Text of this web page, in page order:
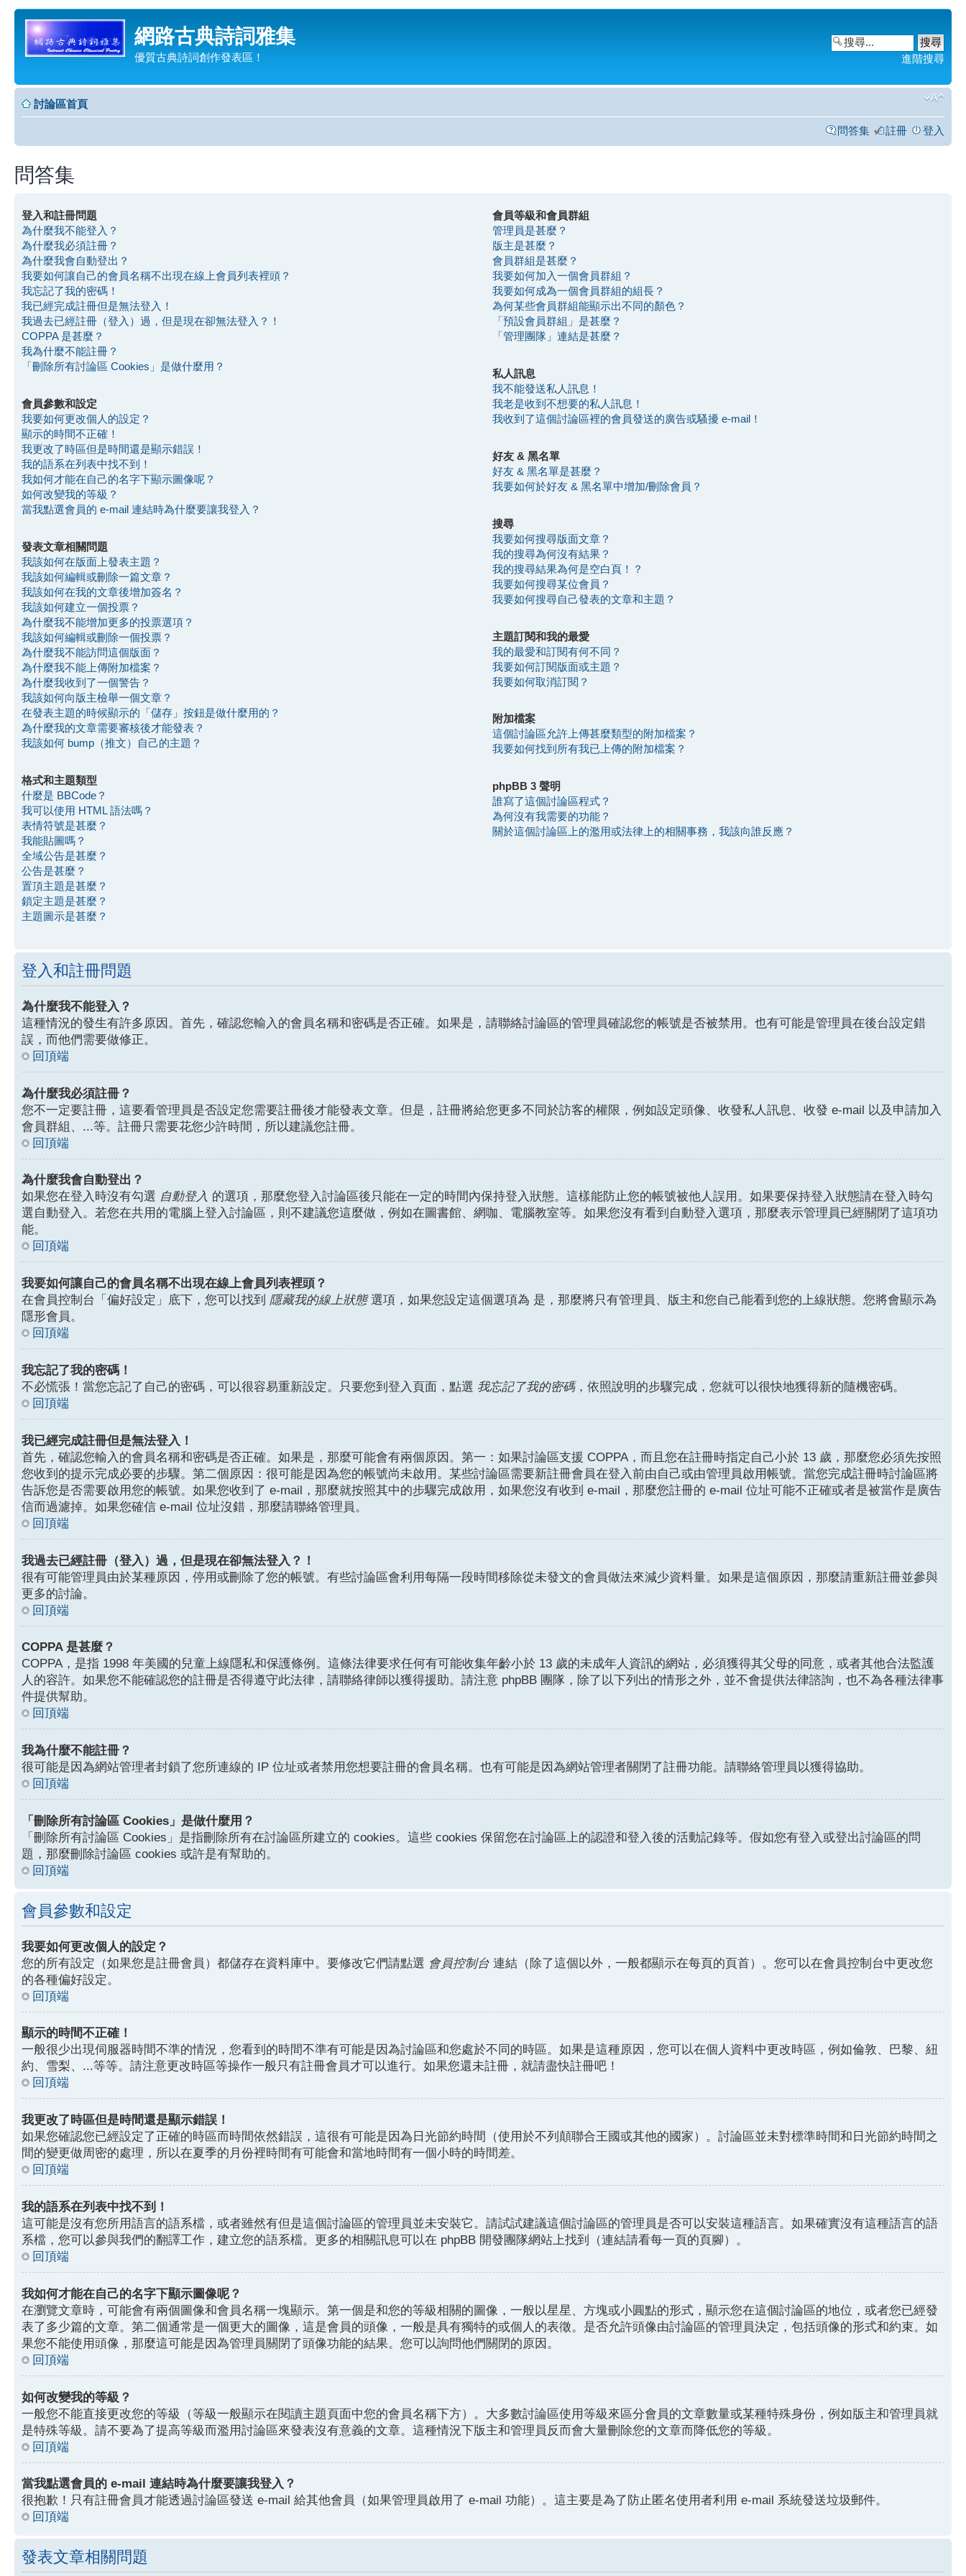
網路古典詩詞雅集
優質古典詩詞創作發表區！ 進階搜尋
討論區首頁
問答集 註冊 登入
問答集
登入和註冊問題
為什麼我不能登入？
為什麼我必須註冊？
為什麼我會自動登出？
我要如何讓自己的會員名稱不出現在線上會員列表裡頭？
我忘記了我的密碼！
我已經完成註冊但是無法登入！
我過去已經註冊（登入）過，但是現在卻無法登入？！
COPPA 是甚麼？
我為什麼不能註冊？
「刪除所有討論區 Cookies」是做什麼用？
會員參數和設定
我要如何更改個人的設定？
顯示的時間不正確！
我更改了時區但是時間還是顯示錯誤！
我的語系在列表中找不到！
我如何才能在自己的名字下顯示圖像呢？
如何改變我的等級？
當我點選會員的 e-mail 連結時為什麼要讓我登入？
發表文章相關問題
我該如何在版面上發表主題？
我該如何編輯或刪除一篇文章？
我該如何在我的文章後增加簽名？
我該如何建立一個投票？
為什麼我不能增加更多的投票選項？
我該如何編輯或刪除一個投票？
為什麼我不能訪問這個版面？
為什麼我不能上傳附加檔案？
為什麼我收到了一個警告？
我該如何向版主檢舉一個文章？
在發表主題的時候顯示的「儲存」按鈕是做什麼用的？
為什麼我的文章需要審核後才能發表？
我該如何 bump（推文）自己的主題？
格式和主題類型
什麼是 BBCode？
我可以使用 HTML 語法嗎？
表情符號是甚麼？
我能貼圖嗎？
全域公告是甚麼？
公告是甚麼？
置頂主題是甚麼？
鎖定主題是甚麼？
主題圖示是甚麼？
會員等級和會員群組
管理員是甚麼？
版主是甚麼？
會員群組是甚麼？
我要如何加入一個會員群組？
我要如何成為一個會員群組的組長？
為何某些會員群組能顯示出不同的顏色？
「預設會員群組」是甚麼？
「管理團隊」連結是甚麼？
私人訊息
我不能發送私人訊息！
我老是收到不想要的私人訊息！
我收到了這個討論區裡的會員發送的廣告或騷擾 e-mail！
好友 & 黑名單
好友 & 黑名單是甚麼？
我要如何於好友 & 黑名單中增加/刪除會員？
搜尋
我要如何搜尋版面文章？
我的搜尋為何沒有結果？
我的搜尋結果為何是空白頁！？
我要如何搜尋某位會員？
我要如何搜尋自己發表的文章和主題？
主題訂閱和我的最愛
我的最愛和訂閱有何不同？
我要如何訂閱版面或主題？
我要如何取消訂閱？
附加檔案
這個討論區允許上傳甚麼類型的附加檔案？
我要如何找到所有我已上傳的附加檔案？
phpBB 3 聲明
誰寫了這個討論區程式？
為何沒有我需要的功能？
關於這個討論區上的濫用或法律上的相關事務，我該向誰反應？
登入和註冊問題
為什麼我不能登入？
這種情況的發生有許多原因。首先，確認您輸入的會員名稱和密碼是否正確。如果是，請聯絡討論區的管理員確認您的帳號是否被禁用。也有可能是管理員在後台設定錯
誤，而他們需要做修正。
回頂端
為什麼我必須註冊？
您不一定要註冊，這要看管理員是否設定您需要註冊後才能發表文章。但是，註冊將給您更多不同於訪客的權限，例如設定頭像、收發私人訊息、收發 e-mail 以及申請加入
會員群組、...等。註冊只需要花您少許時間，所以建議您註冊。
回頂端
為什麼我會自動登出？
如果您在登入時沒有勾選 自動登入 的選項，那麼您登入討論區後只能在一定的時間內保持登入狀態。這樣能防止您的帳號被他人誤用。如果要保持登入狀態請在登入時勾
選自動登入。若您在共用的電腦上登入討論區，則不建議您這麼做，例如在圖書館、網咖、電腦教室等。如果您沒有看到自動登入選項，那麼表示管理員已經關閉了這項功
能。
回頂端
我要如何讓自己的會員名稱不出現在線上會員列表裡頭？
在會員控制台「偏好設定」底下，您可以找到 隱藏我的線上狀態選項，如果您設定這個選項為 是 ，那麼將只有管理員、版主和您自己能看到您的上線狀態。您將會顯示為
隱形會員。
回頂端
我忘記了我的密碼！
不必慌張！當您忘記了自己的密碼，可以很容易重新設定。只要您到登入頁面，點選 我忘記了我的密碼，依照說明的步驟完成，您就可以很快地獲得新的隨機密碼。
回頂端
我已經完成註冊但是無法登入！
首先，確認您輸入的會員名稱和密碼是否正確。如果是，那麼可能會有兩個原因。第一：如果討論區支援 COPPA，而且您在註冊時指定自己小於 13 歲，那麼您必須先按照
您收到的提示完成必要的步驟。第二個原因：很可能是因為您的帳號尚未啟用。某些討論區需要新註冊會員在登入前由自己或由管理員啟用帳號。當您完成註冊時討論區將
告訴您是否需要啟用您的帳號。如果您收到了 e-mail，那麼就按照其中的步驟完成啟用，如果您沒有收到 e-mail，那麼您註冊的 e-mail 位址可能不正確或者是被當作是廣告
信而過濾掉。如果您確信 e-mail 位址沒錯，那麼請聯絡管理員。
回頂端
我過去已經註冊（登入）過，但是現在卻無法登入？！
很有可能管理員由於某種原因，停用或刪除了您的帳號。有些討論區會利用每隔一段時間移除從未發文的會員做法來減少資料量。如果是這個原因，那麼請重新註冊並參與
更多的討論。
回頂端
COPPA 是甚麼？
COPPA，是指 1998 年美國的兒童上線隱私和保護條例。這條法律要求任何有可能收集年齡小於 13 歲的未成年人資訊的網站，必須獲得其父母的同意，或者其他合法監護
人的容許。如果您不能確認您的註冊是否得遵守此法律，請聯絡律師以獲得援助。請注意 phpBB 團隊，除了以下列出的情形之外，並不會提供法律諮詢，也不為各種法律事
件提供幫助。
回頂端
我為什麼不能註冊？
很可能是因為網站管理者封鎖了您所連線的 IP 位址或者禁用您想要註冊的會員名稱。也有可能是因為網站管理者關閉了註冊功能。請聯絡管理員以獲得協助。
回頂端
「刪除所有討論區 Cookies」是做什麼用？
「刪除所有討論區 Cookies」是指刪除所有在討論區所建立的 cookies。這些 cookies 保留您在討論區上的認證和登入後的活動記錄等。假如您有登入或登出討論區的問
題，那麼刪除討論區 cookies 或許是有幫助的。
回頂端
會員參數和設定
我要如何更改個人的設定？
您的所有設定（如果您是註冊會員）都儲存在資料庫中。要修改它們請點選 會員控制台 連結（除了這個以外，一般都顯示在每頁的頁首）。您可以在會員控制台中更改您
的各種偏好設定。
回頂端
顯示的時間不正確！
一般很少出現伺服器時間不準的情況，您看到的時間不準有可能是因為討論區和您處於不同的時區。如果是這種原因，您可以在個人資料中更改時區，例如倫敦、巴黎、紐
約、雪梨、...等等。請注意更改時區等操作一般只有註冊會員才可以進行。如果您還未註冊，就請盡快註冊吧！
回頂端
我更改了時區但是時間還是顯示錯誤！
如果您確認您已經設定了正確的時區而時間依然錯誤，這很有可能是因為日光節約時間（使用於不列顛聯合王國或其他的國家）。討論區並未對標準時間和日光節約時間之
間的變更做周密的處理，所以在夏季的月份裡時間有可能會和當地時間有一個小時的時間差。
回頂端
我的語系在列表中找不到！
這可能是沒有您所用語言的語系檔，或者雖然有但是這個討論區的管理員並未安裝它。請試試建議這個討論區的管理員是否可以安裝這種語言。如果確實沒有這種語言的語
系檔，您可以參與我們的翻譯工作，建立您的語系檔。更多的相關訊息可以在 phpBB 開發團隊網站上找到（連結請看每一頁的頁腳）。
回頂端
我如何才能在自己的名字下顯示圖像呢？
在瀏覽文章時，可能會有兩個圖像和會員名稱一塊顯示。第一個是和您的等級相關的圖像，一般以星星、方塊或小圓點的形式，顯示您在這個討論區的地位，或者您已經發
表了多少篇的文章。第二個通常是一個更大的圖像，這是會員的頭像，一般是具有獨特的或個人的表徵。是否允許頭像由討論區的管理員決定，包括頭像的形式和約束。如
果您不能使用頭像，那麼這可能是因為管理員關閉了頭像功能的結果。您可以詢問他們關閉的原因。
回頂端
如何改變我的等級？
一般您不能直接更改您的等級（等級一般顯示在閱讀主題頁面中您的會員名稱下方）。大多數討論區使用等級來區分會員的文章數量或某種特殊身份，例如版主和管理員就
是特殊等級。請不要為了提高等級而濫用討論區來發表沒有意義的文章。這種情況下版主和管理員反而會大量刪除您的文章而降低您的等級。
回頂端
當我點選會員的 e-mail 連結時為什麼要讓我登入？
很抱歉！只有註冊會員才能透過討論區發送 e-mail 給其他會員（如果管理員啟用了 e-mail 功能）。這主要是為了防止匿名使用者利用 e-mail 系統發送垃圾郵件。
回頂端
發表文章相關問題